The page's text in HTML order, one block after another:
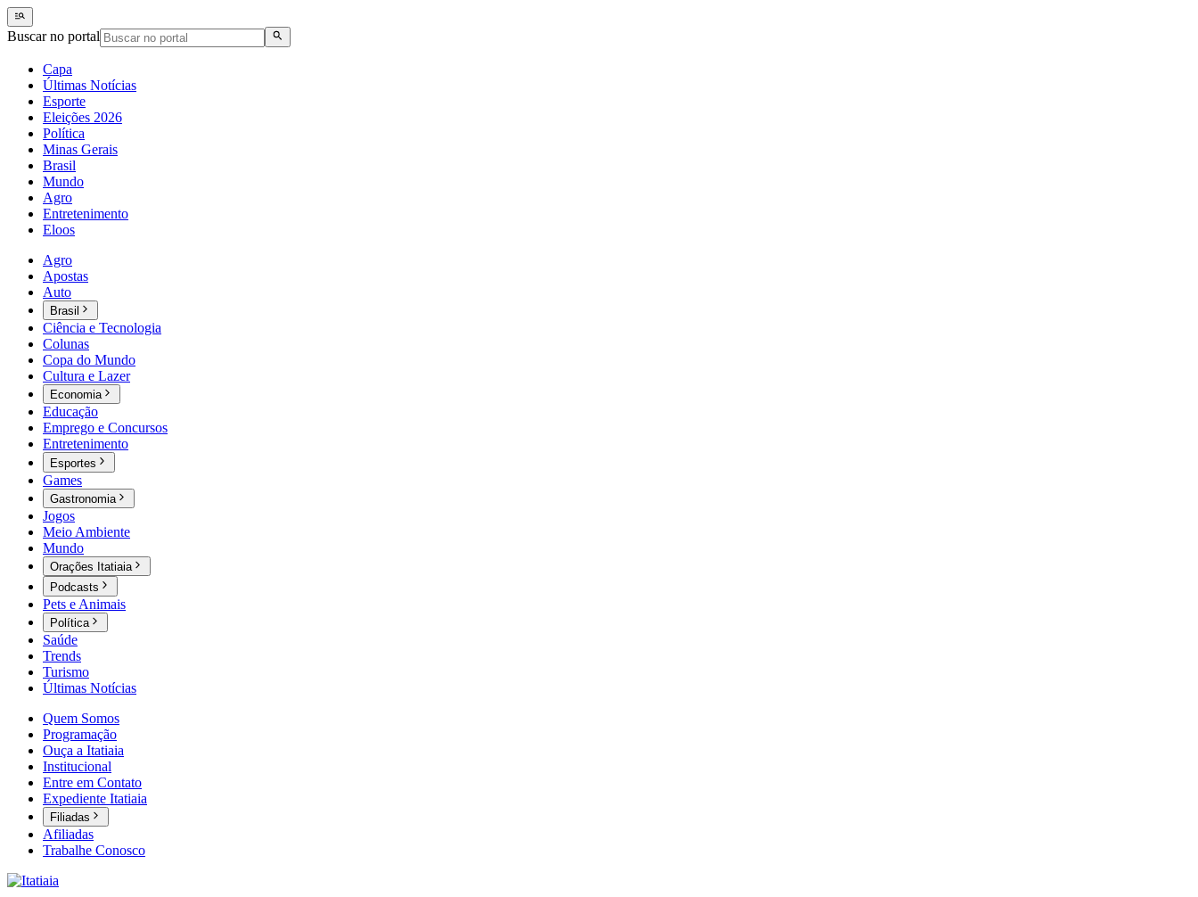
Buscar no portal
Capa
Últimas Notícias
Esporte
Eleições 2026
Política
Minas Gerais
Brasil
Mundo
Agro
Entretenimento
Eloos
Agro
Apostas
Auto
Brasil
Ciência e Tecnologia
Colunas
Copa do Mundo
Cultura e Lazer
Economia
Educação
Emprego e Concursos
Entretenimento
Esportes
Games
Gastronomia
Jogos
Meio Ambiente
Mundo
Orações Itatiaia
Podcasts
Pets e Animais
Política
Saúde
Trends
Turismo
Últimas Notícias
Quem Somos
Programação
Ouça a Itatiaia
Institucional
Entre em Contato
Expediente Itatiaia
Filiadas
Afiliadas
Trabalhe Conosco